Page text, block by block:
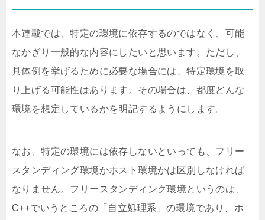
本連載では、特定の環境に依存するのではなく、可能
なかぎり一般的な内容にしたいと思います。ただし、
具体例を挙げるために必要な場合には、特定環境を取
り上げる可能性はあります。その場合は、都度どんな
環境を想定しているかを明記するようにします。
なお、特定の環境には依存しないといっても、フリー
スタンディング環境かホスト環境かは区別しなければ
なりません。フリースタンディング環境というのは、
C++でいうところの「自立処理系」の環境であり、ホ